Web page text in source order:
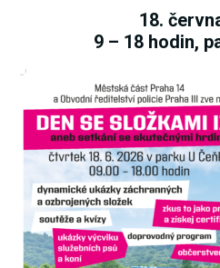
18.
9 – 18 hodin,